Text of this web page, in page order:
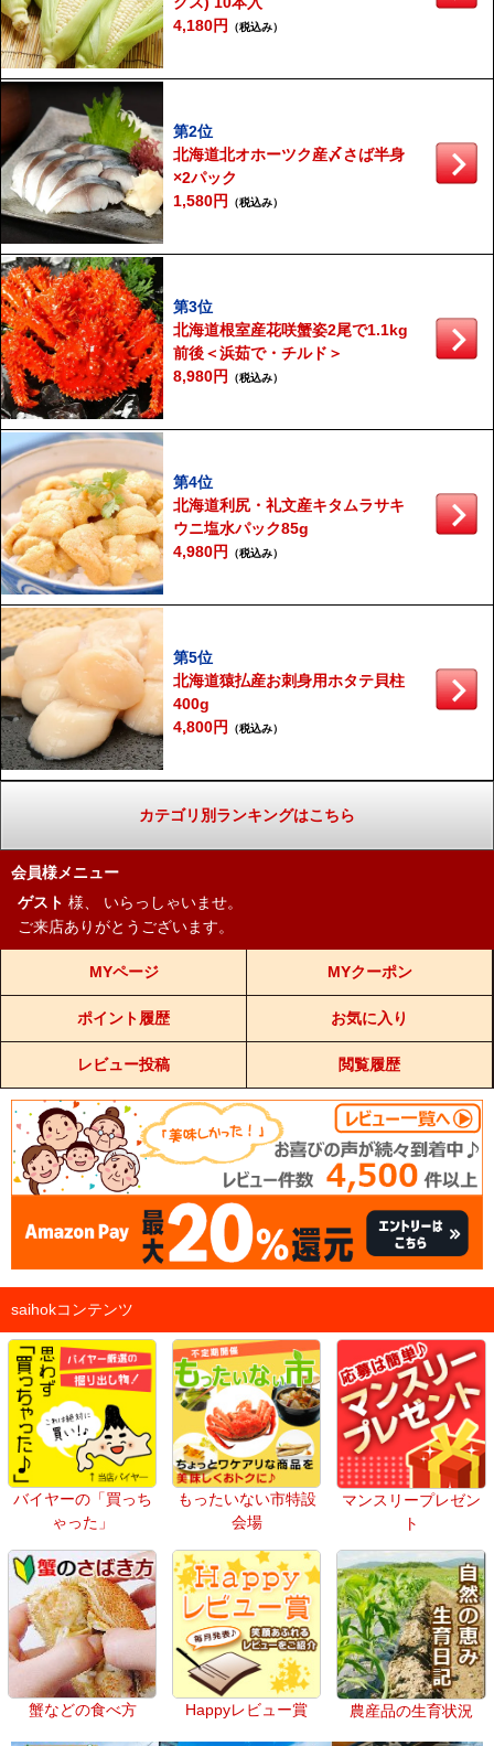
4,180円
（税込み）
第2位
北海道北オホーツク産〆さば半身
×2パック
1,580円
（税込み）
第3位
北海道根室産花咲蟹姿2尾で1.1kg
前後＜浜茹で・チルド＞
8,980円
（税込み）
第4位
北海道利尻・礼文産キタムラサキ
ウニ塩水パック85g
4,980円
（税込み）
第5位
北海道猿払産お刺身用ホタテ貝柱
400g
4,800円
（税込み）
カテゴリ別ランキングはこちら
会員様メニュー
ゲスト 様、
いらっしゃいませ。
ご来店ありがとうございます。
MYページ MYクーポン
ポイント履歴 お気に入り
レビュー投稿 閲覧履歴
saihokコンテンツ
バイヤーの「買っち
ゃった」
もったいない市特設
会場
マンスリープレゼン
ト
蟹などの食べ方 Happyレビュー賞 農産品の生育状況